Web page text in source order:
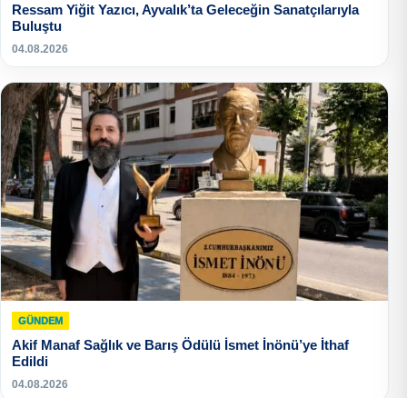
Ressam Yiğit Yazıcı, Ayvalık’ta Geleceğin Sanatçılarıyla
Buluştu
04.08.2026
GÜNDEM
Akif Manaf Sağlık ve Barış Ödülü İsmet İnönü’ye İthaf
Edildi
04.08.2026